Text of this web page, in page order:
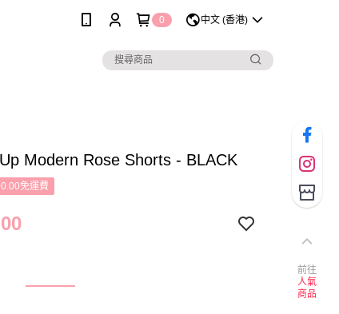
0 中文 (香港)
Modern Rose Shorts - BLACK
免運費
前往
人氣
商品